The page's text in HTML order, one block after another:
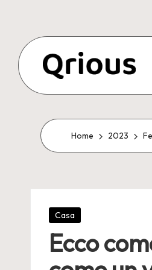
content
Home 2023
Posted
Casa
Ecco